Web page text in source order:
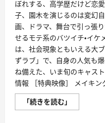
ぼれする、高学歴だけど恋
子、園木を演じるのは変幻
画、ドラマ、舞台で引っ張
せるモテ系のバツイチ・イ
は、社会現象ともいえる大
ずラブ」で、自身の人気も
ね備えた、いま旬のキャス
情報 ［特典映像］ メイキン
「続きを読む」
人